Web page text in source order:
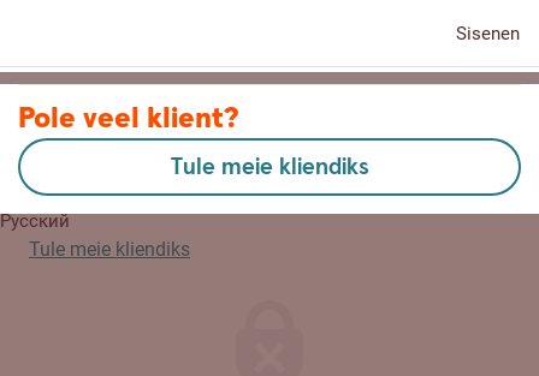
Sisenen
English
Русский
Tule meie kliendiks
Pole veel klient?
Tule meie kliendiks